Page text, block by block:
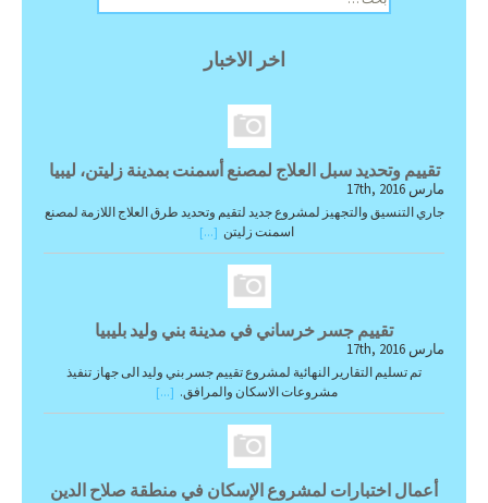
ل
اخر الاخبار
تقييم وتحديد سبل العلاج لمصنع أسمنت بمدينة زليتن، ليبيا
مارس 17th, 2016
جاري التنسيق والتجهيز لمشروع جديد لتقيم وتحديد طرق العلاج اللازمة لمصنع
اسمنت زليتن [...]
تقييم جسر خرساني في مدينة بني وليد بليبيا
مارس 17th, 2016
تم تسليم التقارير النهائية لمشروع تقييم جسر بني وليد الى جهاز تنفيذ
مشروعات الاسكان والمرافق. [...]
أعمال اختبارات لمشروع الإسكان في منطقة صلاح الدين